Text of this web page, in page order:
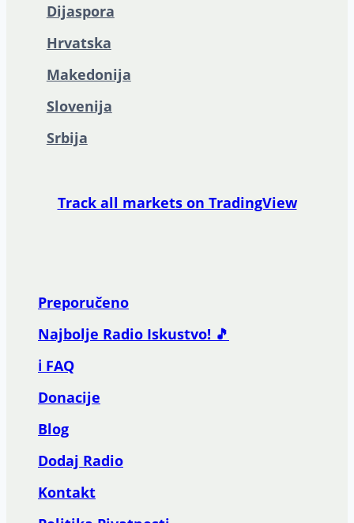
Dijaspora
Hrvatska
Makedonija
Slovenija
Srbija
Track all markets on TradingView
Preporučeno
Najbolje Radio Iskustvo! 🎵
ℹ️ FAQ
Donacije
Blog
Dodaj Radio
Kontakt